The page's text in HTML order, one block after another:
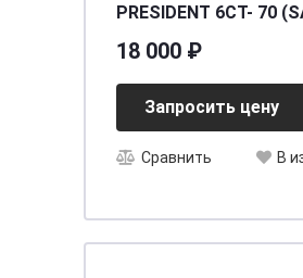
PRESIDENT 6СТ- 70
[д278ш175в190/760]
18 000 ₽
Запросить цену
Сравнить В